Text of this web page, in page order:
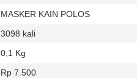
MASKER KAIN POLOS
3098 kali
0,1 Kg
Rp 7.500